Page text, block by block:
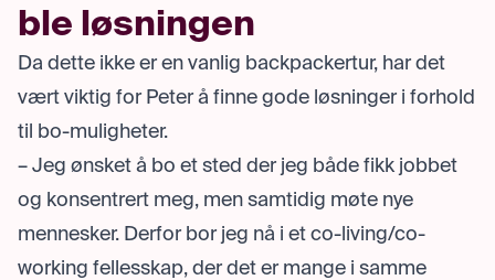
ble løsningen
Da dette ikke er en vanlig backpackertur, har det
vært viktig for Peter å finne gode løsninger i forhold
til bo-muligheter.
– Jeg ønsket å bo et sted der jeg både fikk jobbet
og konsentrert meg, men samtidig møte nye
mennesker. Derfor bor jeg nå i et co-living/co-
working fellesskap, der det er mange i samme